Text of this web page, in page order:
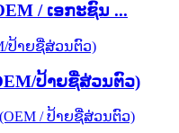
/ ເອກະຊົນ ...
ປ້າຍຊື່ສ່ວນຕົວ)